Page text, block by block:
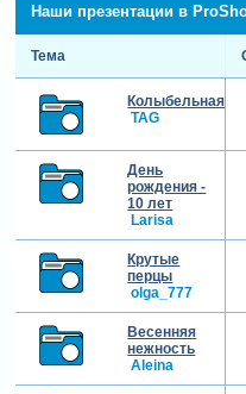
Наши презентации в
Тема
Колыбельная.
TAG
День
рождения -
10 лет
Larisa
Крутые
перцы
olga_777
Весенняя
нежность
Aleina